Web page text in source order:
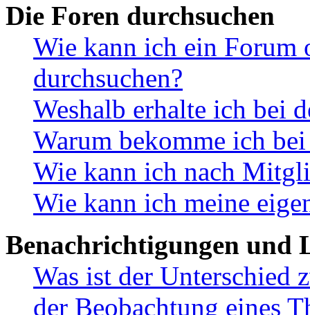
Die Foren durchsuchen
Wie kann ich ein Forum
durchsuchen?
Weshalb erhalte ich bei
Warum bekomme ich
Wie kann ich nach
Wie kann ich meine
Benachrichtigungen und
Was ist der Unterschied
der Beobachtung eines